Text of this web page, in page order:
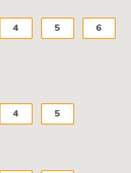
4 5 6
4 5